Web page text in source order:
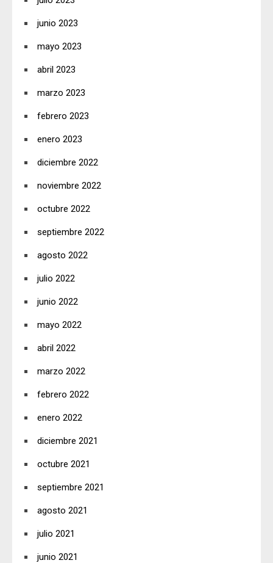
junio 2023
mayo 2023
abril 2023
marzo 2023
febrero 2023
enero 2023
diciembre 2022
noviembre 2022
octubre 2022
septiembre 2022
agosto 2022
julio 2022
junio 2022
mayo 2022
abril 2022
marzo 2022
febrero 2022
enero 2022
diciembre 2021
octubre 2021
septiembre 2021
agosto 2021
julio 2021
junio 2021